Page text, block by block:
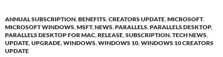
ANNUAL SUBSCRIPTION,BENEFITS,CREATORS UPDATE,MICROSOFT,
MICROSOFT WINDOWS,MSFT,NEWS,PARALLELS,PARALLELS DESKTOP,
PARALLELS DESKTOP FOR MAC,RELEASE,SUBSCRIPTION,TECH NEWS,
UPDATE,UPGRADE,WINDOWS,WINDOWS 10,WINDOWS 10 CREATORS
UPDATE